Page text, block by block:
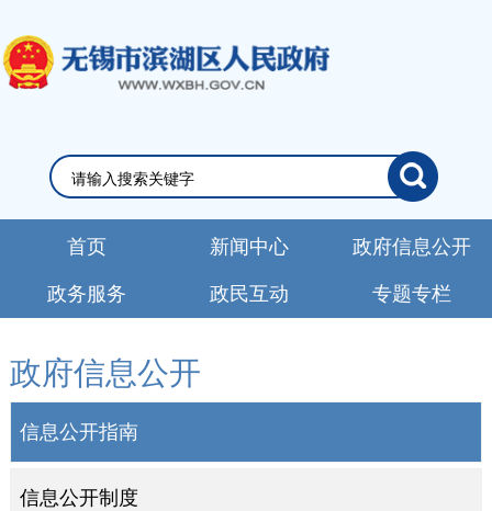
首页 新闻中心 政府信息公开
政务服务 政民互动 专题专栏
政府信息公开
信息公开指南
信息公开制度